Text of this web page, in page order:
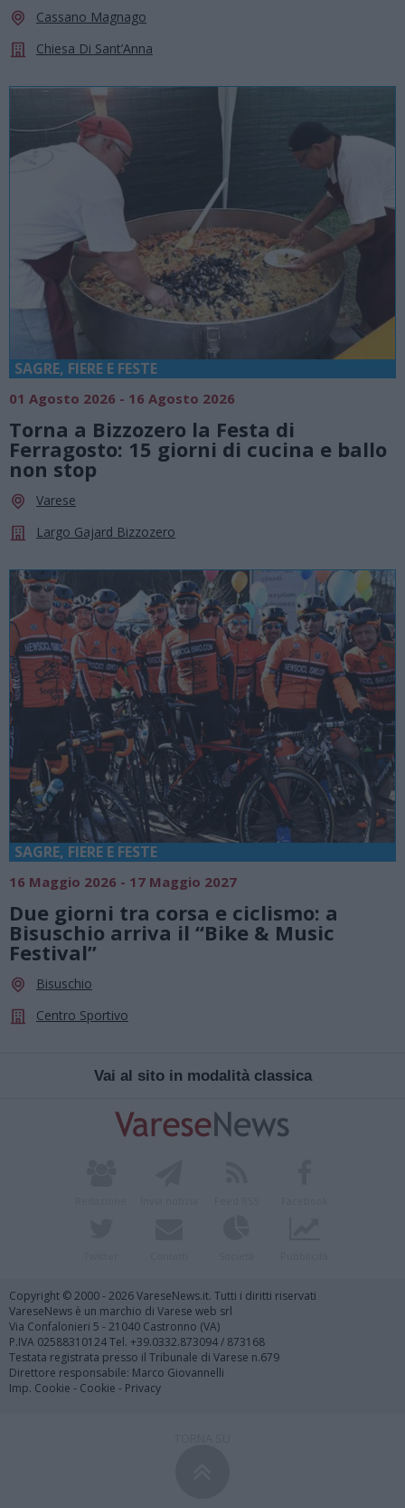
Cassano Magnago
Chiesa Di Sant’Anna
SAGRE, FIERE E FESTE
01 Agosto 2026 - 16 Agosto 2026
Torna a Bizzozero la Festa di
Ferragosto: 15 giorni di cucina e ballo
non stop
Varese
Largo Gajard Bizzozero
SAGRE, FIERE E FESTE
16 Maggio 2026 - 17 Maggio 2027
Due giorni tra corsa e ciclismo: a
Bisuschio arriva il “Bike & Music
Festival”
Bisuschio
Centro Sportivo
Vai al sito in modalità classica
Copyright © 2000 - 2026 VareseNews.it. Tutti i diritti riservati
VareseNews è un marchio di Varese web srl
Via Confalonieri 5 - 21040 Castronno (VA)
P.IVA 02588310124 Tel. +39.0332.873094 / 873168
Testata registrata presso il Tribunale di Varese n.679
Direttore responsabile: Marco Giovannelli
Imp. Cookie - Cookie - Privacy